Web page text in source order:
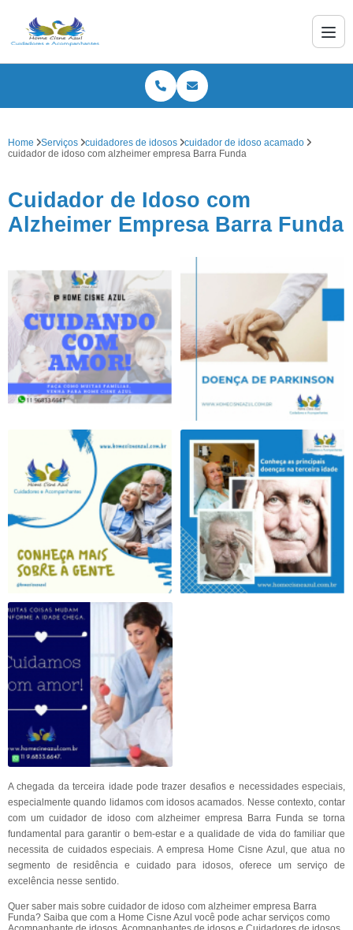
Home Serviços cuidadores de idosos
cuidador de idoso acamado
cuidador de idoso com alzheimer empresa Barra Funda
Cuidador de Idoso com
Alzheimer Empresa Barra Funda
A chegada da terceira idade pode trazer desafios e necessidades especiais,
especialmente quando lidamos com idosos acamados. Nesse contexto, contar
com um cuidador de idoso com alzheimer empresa Barra Funda se torna
fundamental para garantir o bem-estar e a qualidade de vida do familiar que
necessita de cuidados especiais. A empresa Home Cisne Azul, que atua no
segmento de residência e cuidado para idosos, oferece um serviço de
excelência nesse sentido.
Quer saber mais sobre cuidador de idoso com alzheimer empresa Barra
Funda? Saiba que com a Home Cisne Azul você pode achar serviços como